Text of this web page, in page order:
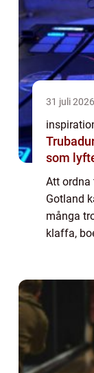
31 juli 2026
Trubadur i
som
Att ordna
Gotland
många
klaffa,